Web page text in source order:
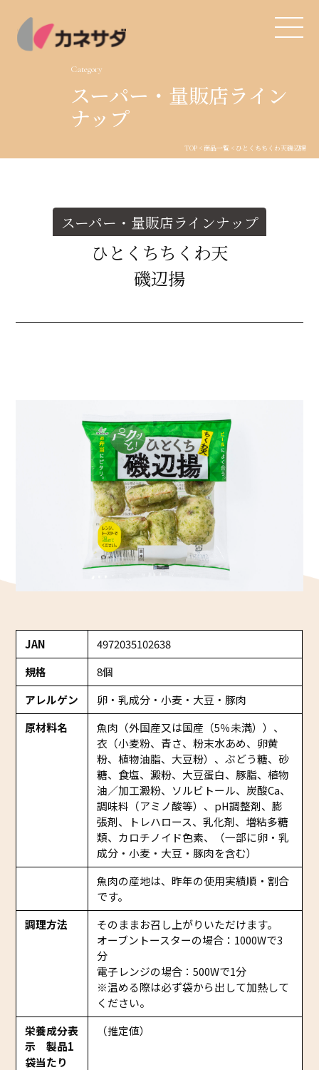
TOP
商品・開発
品質管理
直営店
かね貞の歴史
リニューアル中
Category
スーパー・量販店ライン
ナップ
TOP<商品一覧 < ひとくちちくわ天磯辺揚
スーパー・量販店ラインナップ
ひとくちちくわ天
磯辺揚
JAN
4972035102638
規格
8個
アレルゲン
卵・乳成分・小麦・大豆・豚肉
原材料名
魚肉（外国産又は国産（5％未満））、
衣（小麦粉、青さ、粉末水あめ、卵黄
粉、植物油脂、大豆粉）、ぶどう糖、砂
糖、食塩、澱粉、大豆蛋白、豚脂、植物
油／加工澱粉、ソルビトール、炭酸Ca、
調味料（アミノ酸等）、pH調整剤、膨
張剤、トレハロース、乳化剤、増粘多糖
類、カロチノイド色素、（一部に卵・乳
成分・小麦・大豆・豚肉を含む）
魚肉の産地は、昨年の使用実績順・割合
です。
調理方法
そのままお召し上がりいただけます。
オーブントースターの場合：1000Wで3
分
電子レンジの場合：500Wで1分
※温める際は必ず袋から出して加熱して
ください。
栄養成分表
示 製品1
袋当たり
（推定値）